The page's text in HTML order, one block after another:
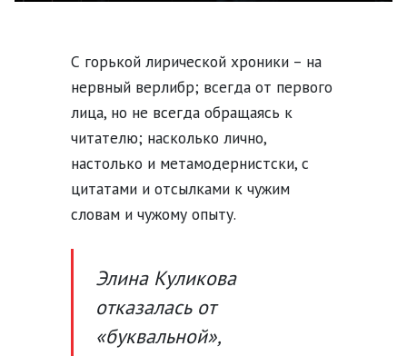
С горькой лирической хроники – на
нервный верлибр; всегда от первого
лица, но не всегда обращаясь к
читателю; насколько лично,
настолько и метамодернистски, с
цитатами и отсылками к чужим
словам и чужому опыту.
Элина Куликова
отказалась от
«буквальной»,